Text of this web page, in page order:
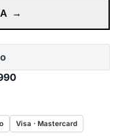
→
Visa · Mastercard